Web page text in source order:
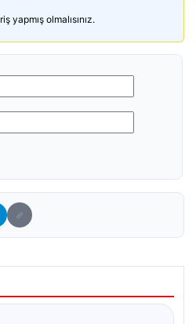
yapmış olmalısınız.